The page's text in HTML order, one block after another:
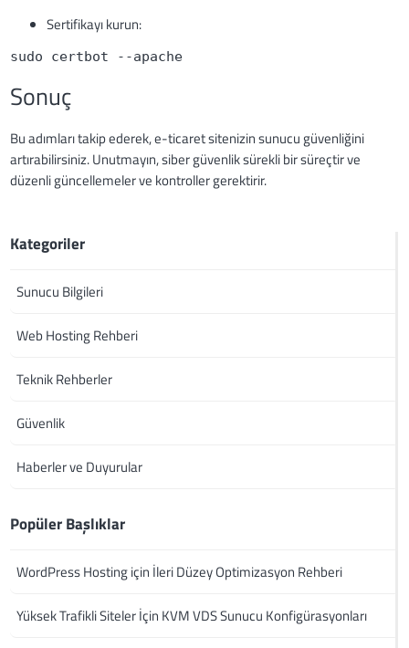
Sertifikayı kurun:
sudo certbot --apache
Sonuç
Bu adımları takip ederek, e-ticaret sitenizin sunucu güvenliğini
artırabilirsiniz. Unutmayın, siber güvenlik sürekli bir süreçtir ve
düzenli güncellemeler ve kontroller gerektirir.
Kategoriler
Sunucu Bilgileri
Web Hosting Rehberi
Teknik Rehberler
Güvenlik
Haberler ve Duyurular
Popüler Başlıklar
WordPress Hosting için İleri Düzey Optimizasyon Rehberi
Yüksek Trafikli Siteler İçin KVM VDS Sunucu Konfigürasyonları